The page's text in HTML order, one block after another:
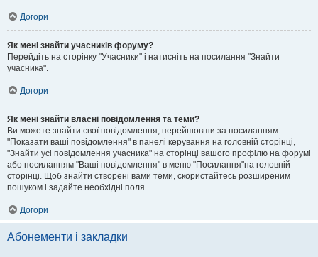
Догори
Як мені знайти учасників форуму?
Перейдіть на сторінку "Учасники" і натисніть на посилання "Знайти
учасника".
Догори
Як мені знайти власні повідомлення та теми?
Ви можете знайти свої повідомлення, перейшовши за посиланням
"Показати ваші повідомлення" в панелі керування на головній сторінці,
"Знайти усі повідомлення учасника" на сторінці вашого профілю на форумі
або посиланням "Ваші повідомлення" в меню "Посилання"на головній
сторінці. Щоб знайти створені вами теми, скористайтесь розширеним
пошуком і задайте необхідні поля.
Догори
Абонементи і закладки